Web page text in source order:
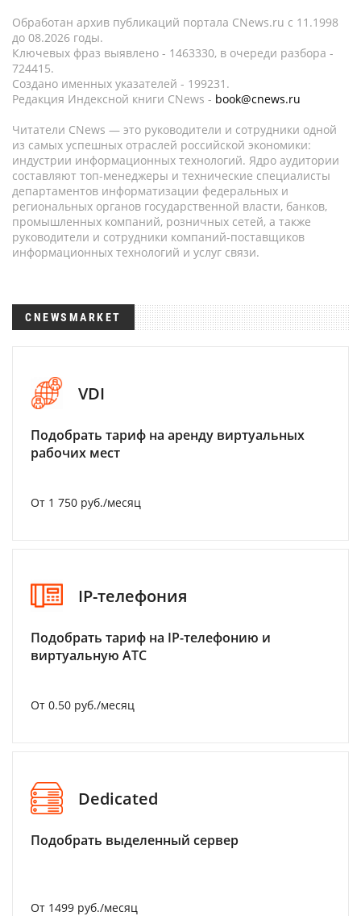
Обработан архив публикаций портала CNews.ru c 11.1998
до 08.2026 годы.
Ключевых фраз выявлено - 1463330, в очереди разбора -
724415.
Создано именных указателей - 199231.
Редакция Индексной книги CNews - book@cnews.ru
Читатели CNews — это руководители и сотрудники одной
из самых успешных отраслей российской экономики:
индустрии информационных технологий. Ядро аудитории
составляют топ-менеджеры и технические специалисты
департаментов информатизации федеральных и
региональных органов государственной власти, банков,
промышленных компаний, розничных сетей, а также
руководители и сотрудники компаний-поставщиков
информационных технологий и услуг связи.
CNEWSMARKET
VDI
Подобрать тариф на аренду виртуальных
рабочих мест
От 1 750 руб./месяц
IP-телефония
Подобрать тариф на IP-телефонию и
виртуальную АТС
От 0.50 руб./месяц
Dedicated
Подобрать выделенный сервер
От 1499 руб./месяц